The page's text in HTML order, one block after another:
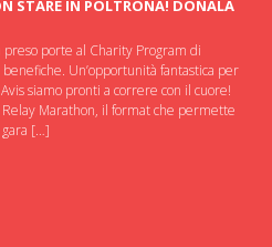
IN POLTRONA! DONALA
preso porte al Charity Program di
Un’opportunità fantastica per
siamo pronti a correre con il cuore!
Marathon, il format che permette
[…]